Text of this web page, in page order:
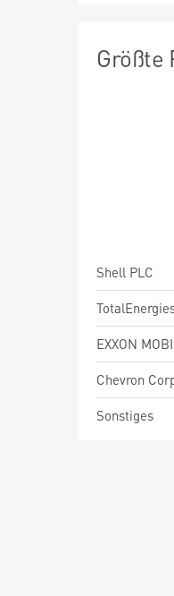
Größte
Shell PLC
EXXON
Chevron
Sonstiges